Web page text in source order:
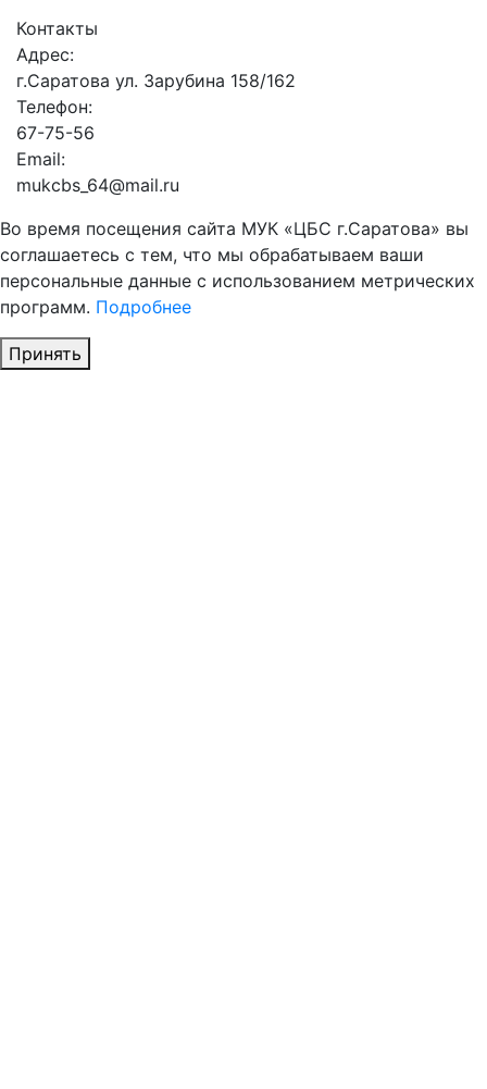
Контакты
Адрес:
г.Саратова ул. Зарубина 158/162
Телефон:
67-75-56
Email:
mukcbs_64@mail.ru
Во время посещения сайта МУК «ЦБС г.Саратова» вы
соглашаетесь с тем, что мы обрабатываем ваши
персональные данные с использованием метрических
программ. Подробнее
Принять